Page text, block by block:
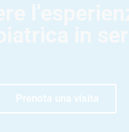
in
Prenota una visita